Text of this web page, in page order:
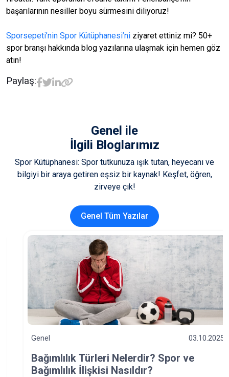
başarılarının nesiller boyu sürmesini diliyoruz!
Sporsepeti’nin Spor Kütüphanesi’ni ziyaret ettiniz mi? 50+
spor branşı hakkında blog yazılarına ulaşmak için hemen göz
atın!
Paylaş:
Genel ile
İlgili Bloglarımız
Spor Kütüphanesi: Spor tutkunuza ışık tutan, heyecanı ve
bilgiyi bir araya getiren eşsiz bir kaynak! Keşfet, öğren,
zirveye çık!
Genel Tüm Yazılar
Genel 03.10.2025
Bağımlılık Türleri Nelerdir? Spor ve
Bağımlılık İlişkisi Nasıldır?